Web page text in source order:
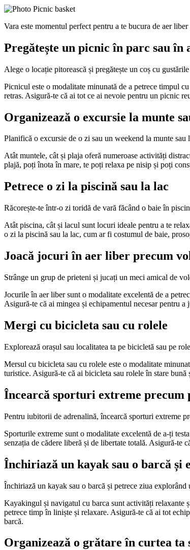
Vara este momentul perfect pentru a te bucura de aer
Pregătește un picnic în parc sau în
Alege o locație pitorească și pregătește un coș cu
Picnicul este o modalitate minunată de a petrece timpul
retras. Asigură-te că ai tot ce ai nevoie pentru un picnic
Organizează o excursie la munte
Planifică o excursie de o zi sau un weekend la munte
Atât muntele, cât și plaja oferă numeroase activități
plajă, poți înota în mare, te poți relaxa pe nisip și poți
Petrece o zi la piscină sau la lac
Răcorește-te într-o zi toridă de vară făcând o baie în
Atât piscina, cât și lacul sunt locuri ideale pentru a te
o zi la piscină sau la lac, cum ar fi costumul de baie,
Joacă jocuri în aer liber precum
Strânge un grup de prieteni și jucați un meci amical de
Jocurile în aer liber sunt o modalitate excelentă de a
Asigură-te că ai mingea și echipamentul necesar pentru
Mergi cu bicicleta sau cu rolele
Explorează orașul sau localitatea ta pe bicicletă sau pe
Mersul cu bicicleta sau cu rolele este o modalitate
turistice. Asigură-te că ai bicicleta sau rolele în stare
Încearcă sporturi extreme precum
Pentru iubitorii de adrenalină, încearcă sporturi extreme
Sporturile extreme sunt o modalitate excelentă de a-ți
senzația de cădere liberă și de libertate totală. Asigură-te
Închiriază un kayak sau o barcă și
Închiriază un kayak sau o barcă și petrece ziua
Kayakingul și navigatul cu barca sunt activități relaxante
petrece timp în liniște și relaxare. Asigură-te că ai tot
barcă.
Organizează o grătare în curtea ta